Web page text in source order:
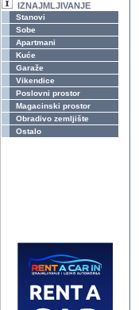
IZNAJMLJIVANJE
Stanovi
Sobe
Apartmani
Kuće
Garaže
Vikendice
Poslovni prostor
Magacinski prostor
Obradivo zemljište
Ostalo